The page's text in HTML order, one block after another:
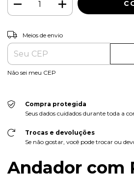
Entregas para o CEP:
Meios de envio
Não sei meu CEP
Compra protegida
Seus dados cuidados durante toda a
Trocas e devoluções
Se não gostar, você pode trocar ou
Andador com